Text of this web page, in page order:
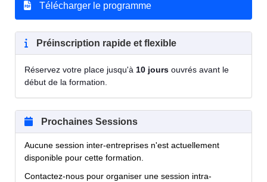
Télécharger le programme
Préinscription rapide et flexible
Réservez votre place jusqu'à 10 jours ouvrés avant le
début de la formation.
Prochaines Sessions
Aucune session inter-entreprises n'est actuellement
disponible pour cette formation.
Contactez-nous pour organiser une session intra-